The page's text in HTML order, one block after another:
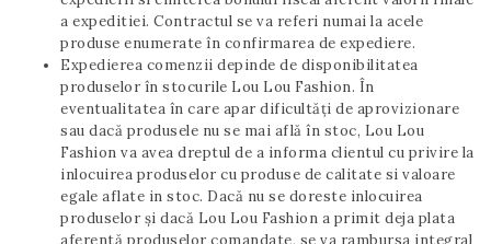
a expeditiei. Contractul se va referi numai la acele
produse enumerate în confirmarea de expediere.
Expedierea comenzii depinde de disponibilitatea
produselor în stocurile Lou Lou Fashion. În
eventualitatea în care apar dificultăţi de aprovizionare
sau dacă produsele nu se mai află în stoc, Lou Lou
Fashion va avea dreptul de a informa clientul cu privire la
inlocuirea produselor cu produse de calitate si valoare
egale aflate in stoc. Dacă nu se doreste inlocuirea
produselor și dacă Lou Lou Fashion a primit deja plata
aferentă produselor comandate, se va rambursa integral